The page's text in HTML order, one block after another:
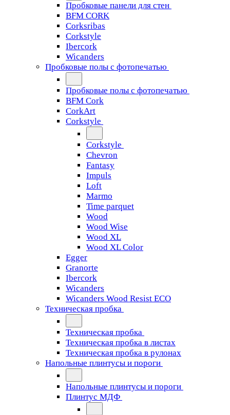
Пробковые панели для стен
BFM CORK
Corksribas
Corkstyle
Ibercork
Wicanders
Пробковые полы с фотопечатью
Пробковые полы с фотопечатью
BFM Cork
CorkArt
Corkstyle
Corkstyle
Chevron
Fantasy
Impuls
Loft
Marmo
Time parquet
Wood
Wood Wise
Wood XL
Wood XL Color
Egger
Granorte
Ibercork
Wicanders
Wicanders Wood Resist ECO
Техническая пробка
Техническая пробка
Техническая пробка в листах
Техническая пробка в рулонах
Напольные плинтусы и пороги
Напольные плинтусы и пороги
Плинтус МДФ